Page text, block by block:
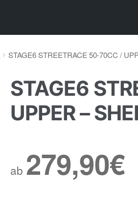
STAGE6 STREETRACE 50-70CC /
STAGE6
UPPER –
ab 279,90€